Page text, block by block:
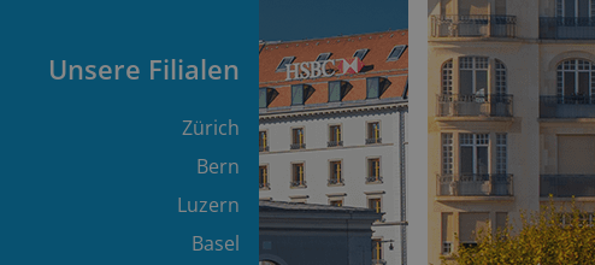
Unsere Filialen
Zürich
Bern
Luzern
Basel